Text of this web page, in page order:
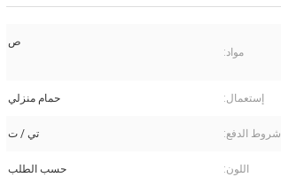
مواد:
ص
إستعمال: حمام منزلي
شروط الدفع: تي / ت
اللون: حسب الطلب